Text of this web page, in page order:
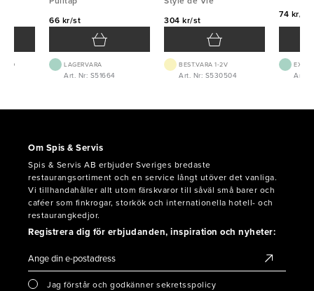
1-2D
66 kr/st
LAGERVARA
Art. Nr: S51664
304 kr/st
BEST.VARA 1-2V
Art. Nr: S530504
74 kr/st
Art.
Om Spis & Servis
Spis & Servis AB erbjuder Sveriges bredaste
restaurangsortiment och en service långt utöver det vanliga.
Vi tillhandahåller allt utom färskvaror till såväl små barer och
caféer som finkrogar, storkök och internationella hotell- och
restaurangkedjor.
Registrera dig för erbjudanden, inspiration och nyheter:
Jag förstår och godkänner sekretsspolicy